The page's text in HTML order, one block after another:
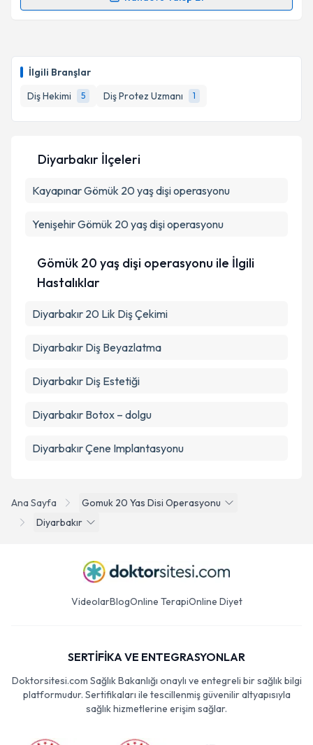
İlgili Branşlar
Diş Hekimi
5 Diş Protez Uzmanı 1
kapsamda işlenmesini kabul ediyorum.
Takvim Talebini Gönder
Randevu Takvimi Talebi
takvim hazırlandığında e-posta ile bilgilendireceğiz.
E-posta Adresiniz
Metni'ni okudum ve kişisel verilerimin belirtilen
Ana Sayfa
Gomuk 20 Yas Disi Operasyonu
Diyarbakır
Diyarbakır İlçeleri
KayapınarGömük 20 yaş dişi operasyonu
YenişehirGömük 20 yaş dişi operasyonu
Gömük 20 yaş dişi operasyonu ile İlgili
Hastalıklar
Diyarbakır 20 Lik Diş Çekimi
Diyarbakır Diş Beyazlatma
Diyarbakır Diş Estetiği
Diyarbakır Botox – dolgu
Diyarbakır Çene Implantasyonu
VideolarBlogOnline TerapiOnline Diyet
SERTİFİKA VE ENTEGRASYONLAR
Doktorsitesi.com Sağlık Bakanlığı onaylı ve entegreli bir sağlık bilgi
platformudur. Sertifikaları ile tescillenmiş güvenilir altyapısıyla
sağlık hizmetlerine erişim sağlar.